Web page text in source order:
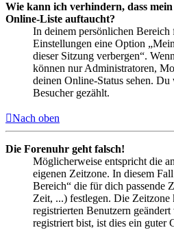
Wie kann ich verhindern, dass
Online-Liste auftaucht?
In deinem persönlichen Bereich
Einstellungen eine Option
dieser Sitzung verbergen“.
können nur Administratoren,
deinen Online-Status sehen.
Besucher gezählt.
Nach oben
Die Forenuhr geht falsch!
Möglicherweise entspricht die
eigenen Zeitzone. In diesem
Bereich“ die für dich passende
Zeit, ...) festlegen. Die Zeitzone
registrierten Benutzern
registriert bist, ist dies ein guter